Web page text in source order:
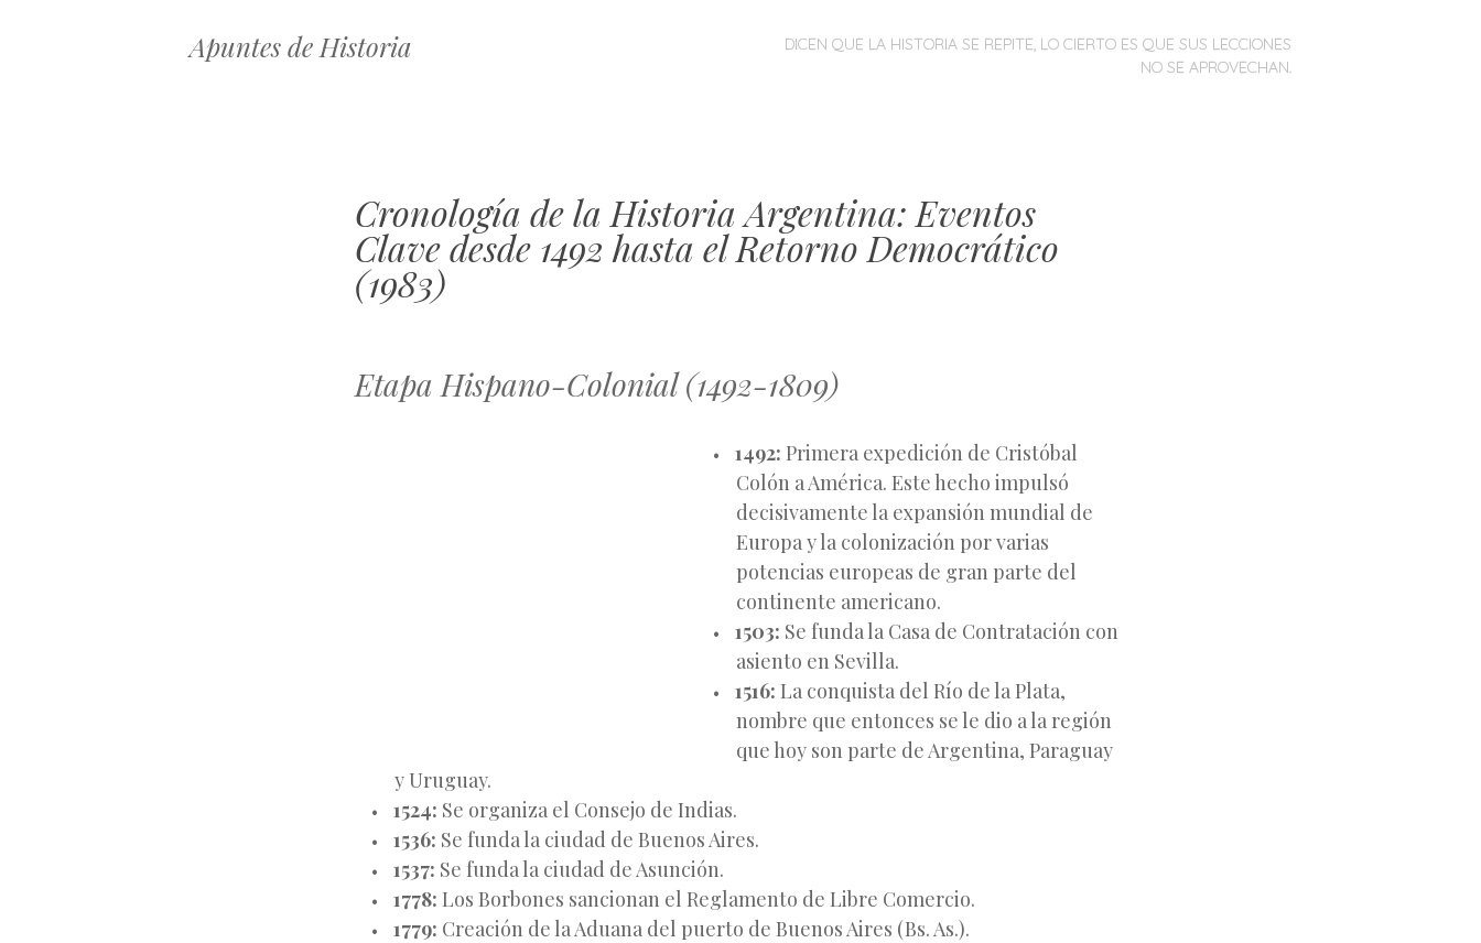
Apuntes de Historia MENÚ
SALTARDICEN QUE LA HISTORIA SE REPITE, LO CIERTO ES QUE SUS LECCIONES
NO SE APROVECHAN.
Cronología de la Historia Argentina: Eventos
Clave desde 1492 hasta el Retorno Democrático
(1983)
Etapa Hispano-Colonial (1492-1809)
1492: Primera expedición de Cristóbal
Colón a América. Este hecho impulsó
decisivamente la expansión mundial de
Europa y la colonización por varias
potencias europeas de gran parte del
continente americano.
1503: Se funda la Casa de Contratación con
asiento en Sevilla.
1516: La conquista del Río de la Plata,
nombre que entonces se le dio a la región
que hoy son parte de Argentina, Paraguay
y Uruguay.
1524: Se organiza el Consejo de Indias.
1536: Se funda la ciudad de Buenos Aires.
1537: Se funda la ciudad de Asunción.
1778: Los Borbones sancionan el Reglamento de Libre Comercio.
1779: Creación de la Aduana del puerto de Buenos Aires (Bs. As.).